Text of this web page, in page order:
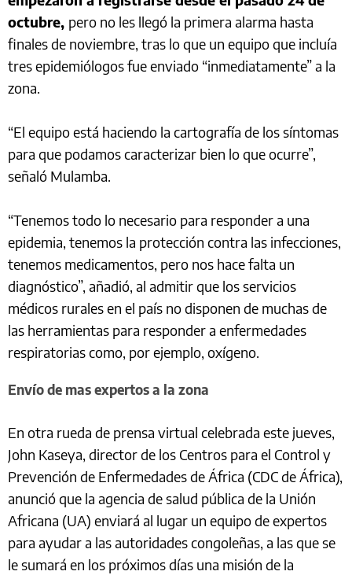
octubre, pero no les llegó la primera alarma hasta
finales de noviembre, tras lo que un equipo que incluía
tres epidemiólogos fue enviado “inmediatamente” a la
zona.
“El equipo está haciendo la cartografía de los síntomas
para que podamos caracterizar bien lo que ocurre”,
señaló Mulamba.
“Tenemos todo lo necesario para responder a una
epidemia, tenemos la protección contra las infecciones,
tenemos medicamentos, pero nos hace falta un
diagnóstico”, añadió, al admitir que los servicios
médicos rurales en el país no disponen de muchas de
las herramientas para responder a enfermedades
respiratorias como, por ejemplo, oxígeno.
Envío de mas expertos a la zona
En otra rueda de prensa virtual celebrada este jueves,
John Kaseya, director de los Centros para el Control y
Prevención de Enfermedades de África (CDC de África),
anunció que la agencia de salud pública de la Unión
Africana (UA) enviará al lugar un equipo de expertos
para ayudar a las autoridades congoleñas, a las que se
le sumará en los próximos días una misión de la